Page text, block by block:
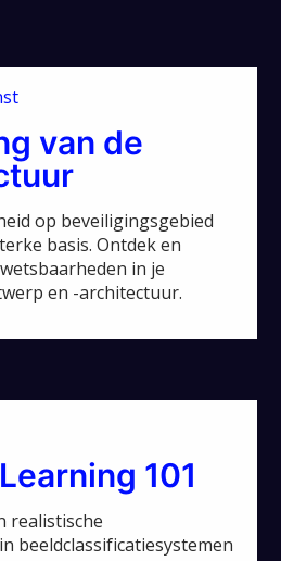
van de
op beveiligingsgebied
basis. Ontdek en
in je
en -architectuur.
101
realistische
beeldclassificatiesystemen